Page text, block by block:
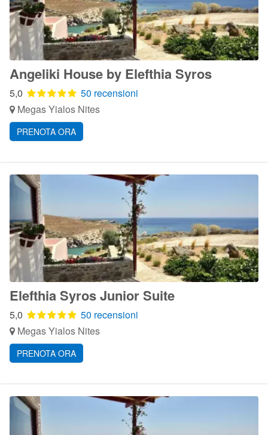
Angeliki House by Elefthia Syros
5,0
50 recensioni
Megas Yialos Nites
PRENOTA ORA
Elefthia Syros Junior Suite
5,0
50 recensioni
Megas Yialos Nites
PRENOTA ORA